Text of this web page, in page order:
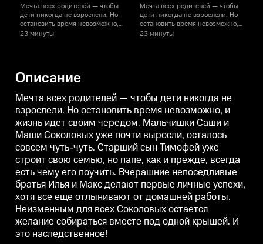
Мечта всех родителей — чтобы
дети никогда не взрослели. Но
остановить время невозможно,
и жизнь идет своим чередом.
строит свою семью, но папе, как
и прежде, всегда есть чему его
поучить. Вчерашние
непоседливые братья Илья и
Макс делают первые личные
успехи, хотя все еще
отлынивают от домашней
работы. Неизменным для всех
Соколовых остается желание
собираться вместе под одной
крышей. И это наследственное!
23 минуты
Мечта всех родителей — чтобы
дети никогда не взрослели. Но
остановить время невозможно,
и жизнь идет своим чередом.
поучить. Вчерашние
непоседливые братья Илья и
Макс делают первые личные
успехи, хотя все еще
работы. Неизменным для всех
Соколовых остается желание
собираться вместе под одной
крышей. И это наследственное!
23 минуты
Описание
Мечта всех родителей — чтобы дети никогда не
взрослели. Но остановить время невозможно, и
жизнь идет своим чередом. Мальчишки Саши и
Маши Соколовых уже почти выросли, осталось
совсем чуть-чуть. Старший сын Тимофей уже
строит свою семью, но папе, как и прежде, всегда
есть чему его поучить. Вчерашние непоседливые
братья Илья и Макс делают первые личные успехи,
хотя все еще отлынивают от домашней работы.
Неизменным для всех Соколовых остается
желание собираться вместе под одной крышей. И
это наследственное!